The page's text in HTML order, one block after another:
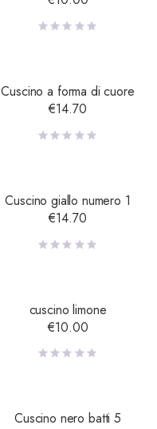
Cuscino a forma di cuore
€14.70
Cuscino giallo numero 1
€14.70
cuscino limone
€10.00
Cuscino nero batti 5